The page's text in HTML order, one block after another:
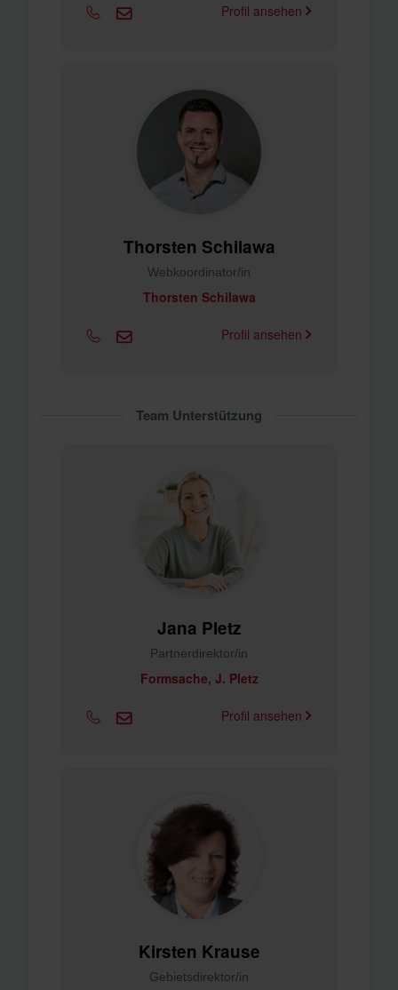
Profil ansehen
Thorsten Schilawa
Webkoordinator/in
Thorsten Schilawa
Profil ansehen
Team Unterstützung
Jana Pletz
Partnerdirektor/in
Formsache, J. Pletz
Profil ansehen
Kirsten Krause
Gebietsdirektor/in